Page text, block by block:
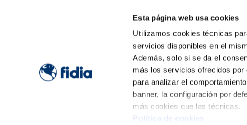
Esta página web usa cookies
Utilizamos cookies técnicas
servicios disponibles en el
Además, solo si se da el
más los servicios ofrecidos
para analizar el
banner, la configuración por
más cookies que las técnicas.
Política de cookies